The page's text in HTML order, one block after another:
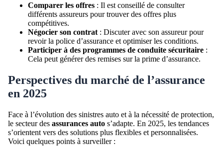
Comparer les offres : Il est conseillé de consulter
différents assureurs pour trouver des offres plus
compétitives.
Négocier son contrat : Discuter avec son assureur pour
revoir la police d’assurance et optimiser les conditions.
Participer à des programmes de conduite sécuritaire :
Cela peut générer des remises sur la prime d’assurance.
Perspectives du marché de l’assurance
en 2025
Face à l’évolution des sinistres auto et à la nécessité de protection,
le secteur des assurances auto s’adapte. En 2025, les tendances
s’orientent vers des solutions plus flexibles et personnalisées.
Voici quelques points à surveiller :